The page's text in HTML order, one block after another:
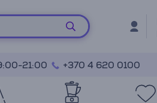
21:00 +370 4 620 0100